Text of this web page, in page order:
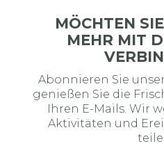
MÖCHTEN
MEHR MIT
Abonnieren Sie
genießen Sie die
Ihren E-Mails. Wir
Aktivitäten und